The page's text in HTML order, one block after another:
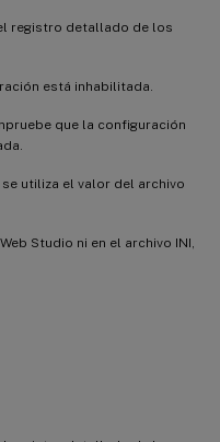
registro detallado de los
está inhabilitada.
que la configuración
utiliza el valor del archivo
Studio ni en el archivo INI,